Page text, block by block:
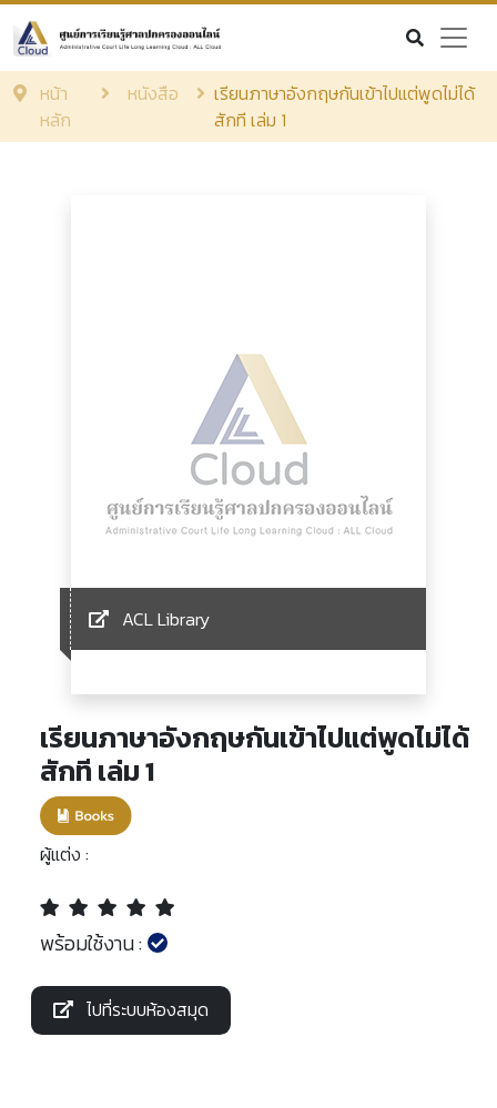
หน้า
หลัก
หนังสือ
เรียนภาษาอังกฤษกันเข้าไปแต่พูดไม่ได้
สักที เล่ม 1
ACL Library
เรียนภาษาอังกฤษกันเข้าไปแต่พูดไม่ได้
สักที เล่ม 1
ผู้แต่ง :
พร้อมใช้งาน :
ไปที่ระบบห้องสมุด